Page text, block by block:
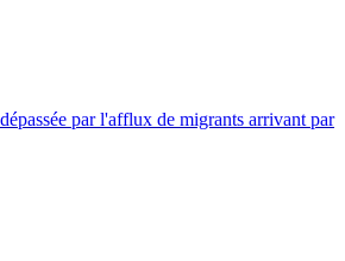
par l'afflux de migrants arrivant par